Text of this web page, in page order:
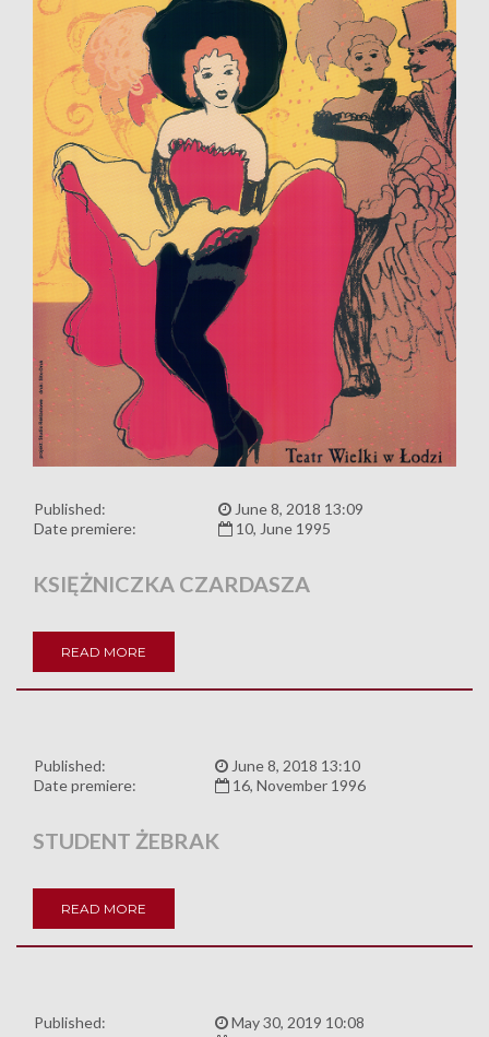
Published:
June 8, 2018 13:09
Date premiere:
10, June 1995
KSIĘŻNICZKA CZARDASZA
READ MORE
Published:
June 8, 2018 13:10
Date premiere:
16, November 1996
STUDENT ŻEBRAK
READ MORE
Published:
May 30, 2019 10:08